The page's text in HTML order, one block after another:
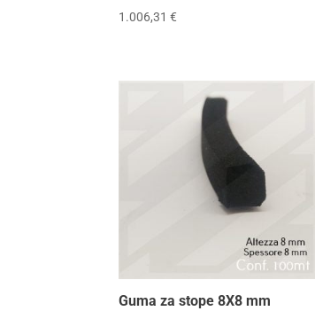
1.006,31€
Guma za stope 8X8 mm